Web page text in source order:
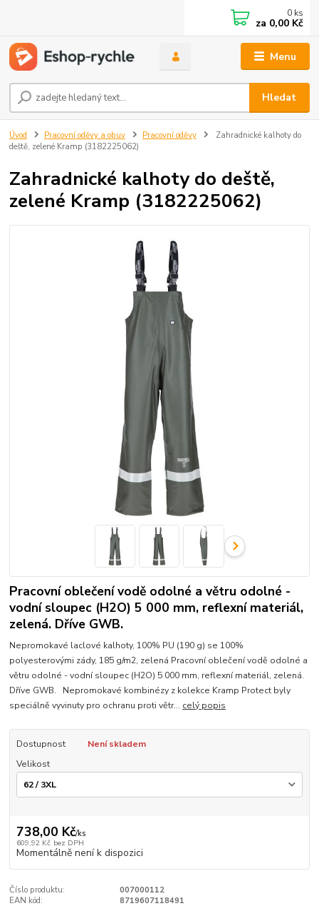
Menu
Hledat
0 ks
za 0,00 Kč
Úvod Pracovní oděvy a obuv Pracovní oděvy
Zahradnické kalhoty do
deště, zelené Kramp (3182225062)
Zahradnické kalhoty do deště,
zelené Kramp (3182225062)
Pracovní oblečení vodě odolné a větru odolné -
vodní sloupec (H2O) 5 000 mm, reflexní materiál,
zelená. Dříve GWB.
Nepromokavé laclové kalhoty, 100% PU (190 g) se 100%
polyesterovými zády, 185 g/m2, zelená Pracovní oblečení vodě odolné a
větru odolné - vodní sloupec (H2O) 5 000 mm, reflexní materiál, zelená.
Dříve GWB. Nepromokavé kombinézy z kolekce Kramp Protect byly
speciálně vyvinuty pro ochranu proti větr... celý popis
Dostupnost
Není skladem
Velikost
738,00 Kč/ks
609,92 Kč bez DPH
Momentálně není k dispozici
Číslo produktu:
007000112
EAN kód:
8719607118491